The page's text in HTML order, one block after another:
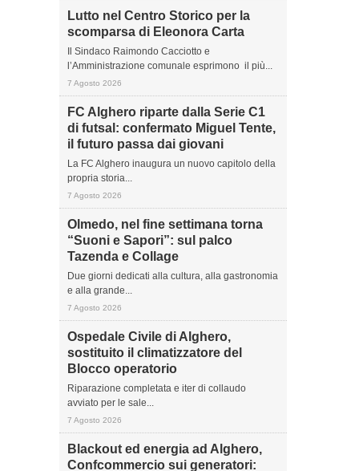
Lutto nel Centro Storico per la
scomparsa di Eleonora Carta
Il Sindaco Raimondo Cacciotto e
l’Amministrazione comunale esprimono il più...
7 Agosto 2026
FC Alghero riparte dalla Serie C1
di futsal: confermato Miguel Tente,
il futuro passa dai giovani
La FC Alghero inaugura un nuovo capitolo della
propria storia...
7 Agosto 2026
Olmedo, nel fine settimana torna
“Suoni e Sapori”: sul palco
Tazenda e Collage
Due giorni dedicati alla cultura, alla gastronomia
e alla grande...
7 Agosto 2026
Ospedale Civile di Alghero,
sostituito il climatizzatore del
Blocco operatorio
Riparazione completata e iter di collaudo
avviato per le sale...
7 Agosto 2026
Blackout ed energia ad Alghero,
Confcommercio sui generatori: